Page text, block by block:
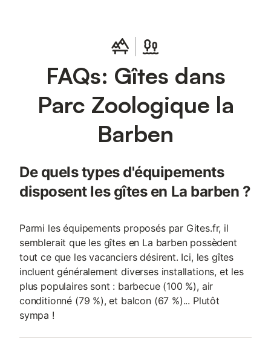
FAQs: Gîtes dans
Parc Zoologique la
Barben
De quels types d'équipements
disposent les gîtes en La barben ?
Parmi les équipements proposés par Gites.fr, il
semblerait que les gîtes en La barben possèdent
tout ce que les vacanciers désirent. Ici, les gîtes
incluent généralement diverses installations, et les
plus populaires sont : barbecue (100 %), air
conditionné (79 %), et balcon (67 %)... Plutôt
sympa !